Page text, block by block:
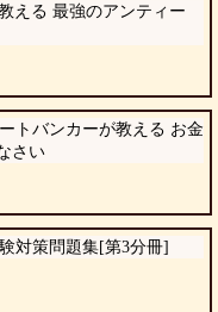
える 最強のアンティー
トバンカーが教える お金
さい
対策問題集[第3分冊]